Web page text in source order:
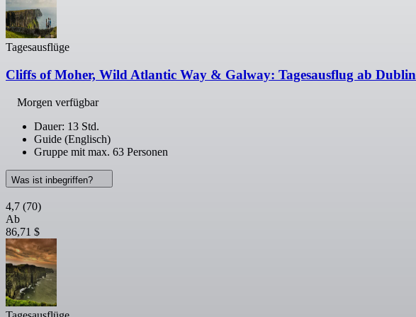
Tagesausflüge
Cliffs of Moher, Wild Atlantic Way & Galway: Tagesausflug ab Dublin
Morgen verfügbar
Dauer: 13 Std.
Guide (Englisch)
Gruppe mit max. 63 Personen
Was ist inbegriffen?
4,7 (70)
Ab
86,71 $